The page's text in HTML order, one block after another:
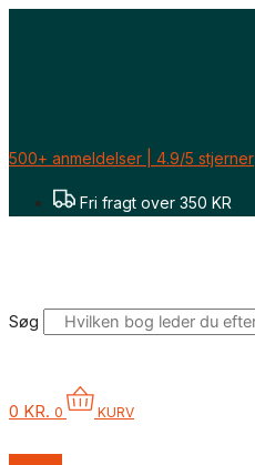
Gå
500+ anmeldelser | 4.9/5 stjerner
Fri fragt over 350 KR
Søg
0 KR. 0 KURV